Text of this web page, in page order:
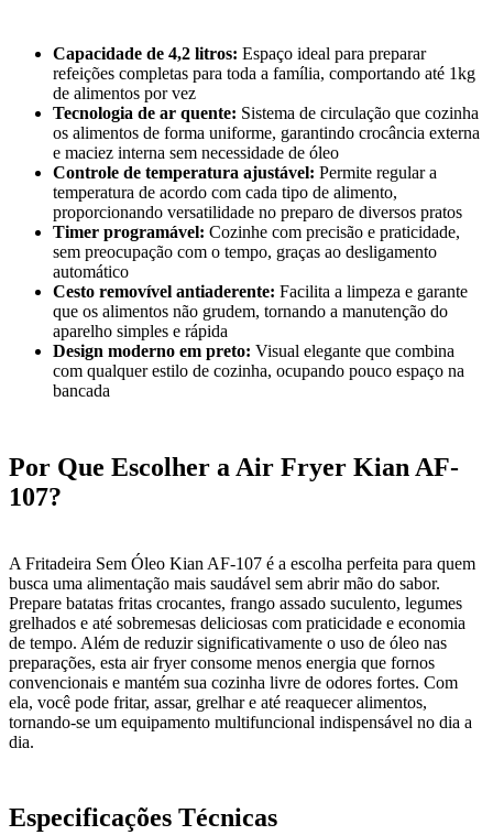
Capacidade de 4,2 litros: Espaço ideal para preparar
refeições completas para toda a família, comportando até 1kg
de alimentos por vez
Tecnologia de ar quente: Sistema de circulação que cozinha
os alimentos de forma uniforme, garantindo crocância externa
e maciez interna sem necessidade de óleo
Controle de temperatura ajustável: Permite regular a
temperatura de acordo com cada tipo de alimento,
proporcionando versatilidade no preparo de diversos pratos
Timer programável: Cozinhe com precisão e praticidade,
sem preocupação com o tempo, graças ao desligamento
automático
Cesto removível antiaderente: Facilita a limpeza e garante
que os alimentos não grudem, tornando a manutenção do
aparelho simples e rápida
Design moderno em preto: Visual elegante que combina
com qualquer estilo de cozinha, ocupando pouco espaço na
bancada
Por Que Escolher a Air Fryer Kian AF-
107?
A Fritadeira Sem Óleo Kian AF-107 é a escolha perfeita para quem
busca uma alimentação mais saudável sem abrir mão do sabor.
Prepare batatas fritas crocantes, frango assado suculento, legumes
grelhados e até sobremesas deliciosas com praticidade e economia
de tempo. Além de reduzir significativamente o uso de óleo nas
preparações, esta air fryer consome menos energia que fornos
convencionais e mantém sua cozinha livre de odores fortes. Com
ela, você pode fritar, assar, grelhar e até reaquecer alimentos,
tornando-se um equipamento multifuncional indispensável no dia a
dia.
Especificações Técnicas